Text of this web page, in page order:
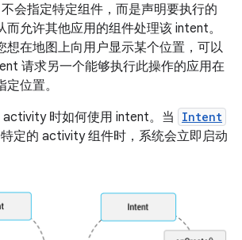
不会指定特定组件，而是声明要执行的
而允许其他应用的组件处理该 intent。
想在地图上向用户显示某个位置，可以
请求另一个能够执行此操作的应用在
位置。
activity 时如何使用 intent。当
Intent
定的 activity 组件时，系统会立即启动